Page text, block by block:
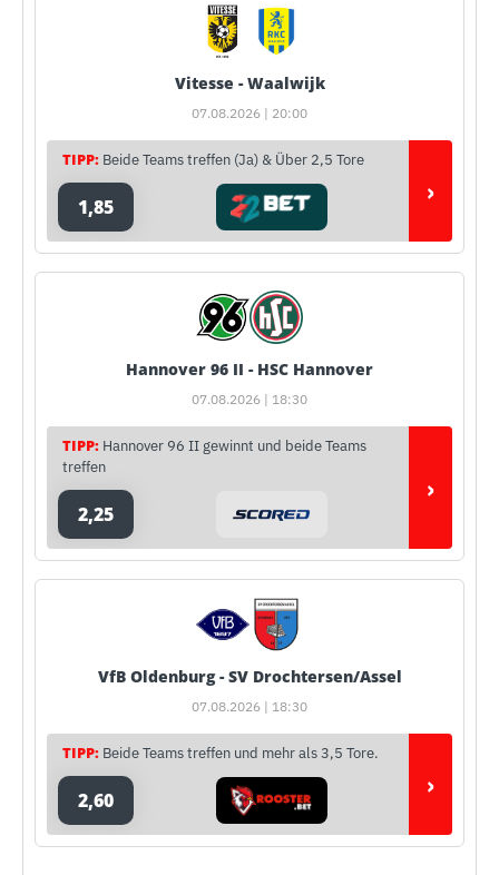
Vitesse - Waalwijk
07.08.2026 | 20:00
TIPP: Beide Teams treffen (Ja) & Über 2,5 Tore
1,85 ›
Hannover 96 II - HSC Hannover
07.08.2026 | 18:30
TIPP: Hannover 96 II gewinnt und beide Teams
treffen
2,25
›
VfB Oldenburg - SV Drochtersen/Assel
07.08.2026 | 18:30
TIPP: Beide Teams treffen und mehr als 3,5 Tore.
2,60 ›